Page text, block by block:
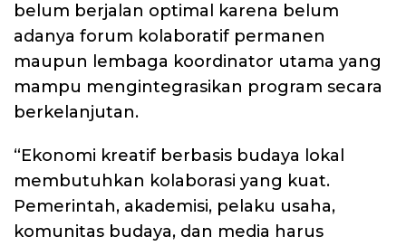
belum berjalan optimal karena belum
adanya forum kolaboratif permanen
maupun lembaga koordinator utama yang
mampu mengintegrasikan program secara
berkelanjutan.
“Ekonomi kreatif berbasis budaya lokal
membutuhkan kolaborasi yang kuat.
Pemerintah, akademisi, pelaku usaha,
komunitas budaya, dan media harus